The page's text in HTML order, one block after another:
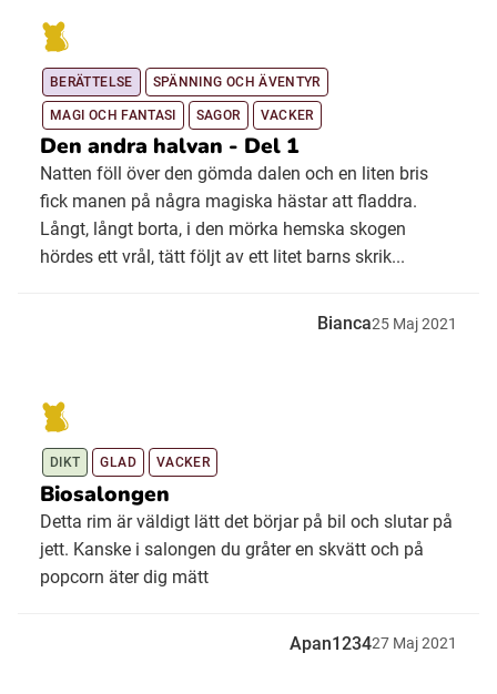
BERÄTTELSE SPÄNNING OCH ÄVENTYR
MAGI OCH FANTASI SAGOR VACKER
Den andra halvan - Del 1
Natten föll över den gömda dalen och en liten bris
fick manen på några magiska hästar att fladdra.
Långt, långt borta, i den mörka hemska skogen
hördes ett vrål, tätt följt av ett litet barns skrik...
Bianca25 Maj2021
DIKT GLAD VACKER
Biosalongen
Detta rim är väldigt lätt det börjar på bil och slutar på
jett. Kanske i salongen du gråter en skvätt och på
popcorn äter dig mätt
Apan123427 Maj2021